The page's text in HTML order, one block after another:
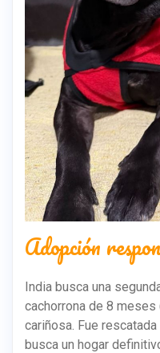
Adopción
India busca una
cachorrona de 8 meses
cariñosa. Fue
busca un hogar